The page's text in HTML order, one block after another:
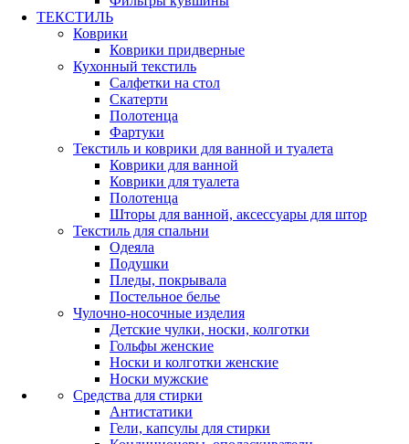
ТЕКСТИЛЬ
Коврики
Коврики придверные
Кухонный текстиль
Салфетки на стол
Скатерти
Полотенца
Фартуки
Текстиль и коврики для ванной и туалета
Коврики для ванной
Коврики для туалета
Полотенца
Шторы для ванной, аксессуары для штор
Текстиль для спальни
Одеяла
Подушки
Пледы, покрывала
Постельное белье
Чулочно-носочные изделия
Детские чулки, носки, колготки
Гольфы женские
Носки и колготки женские
Носки мужские
Средства для стирки
Антистатики
Гели, капсулы для стирки